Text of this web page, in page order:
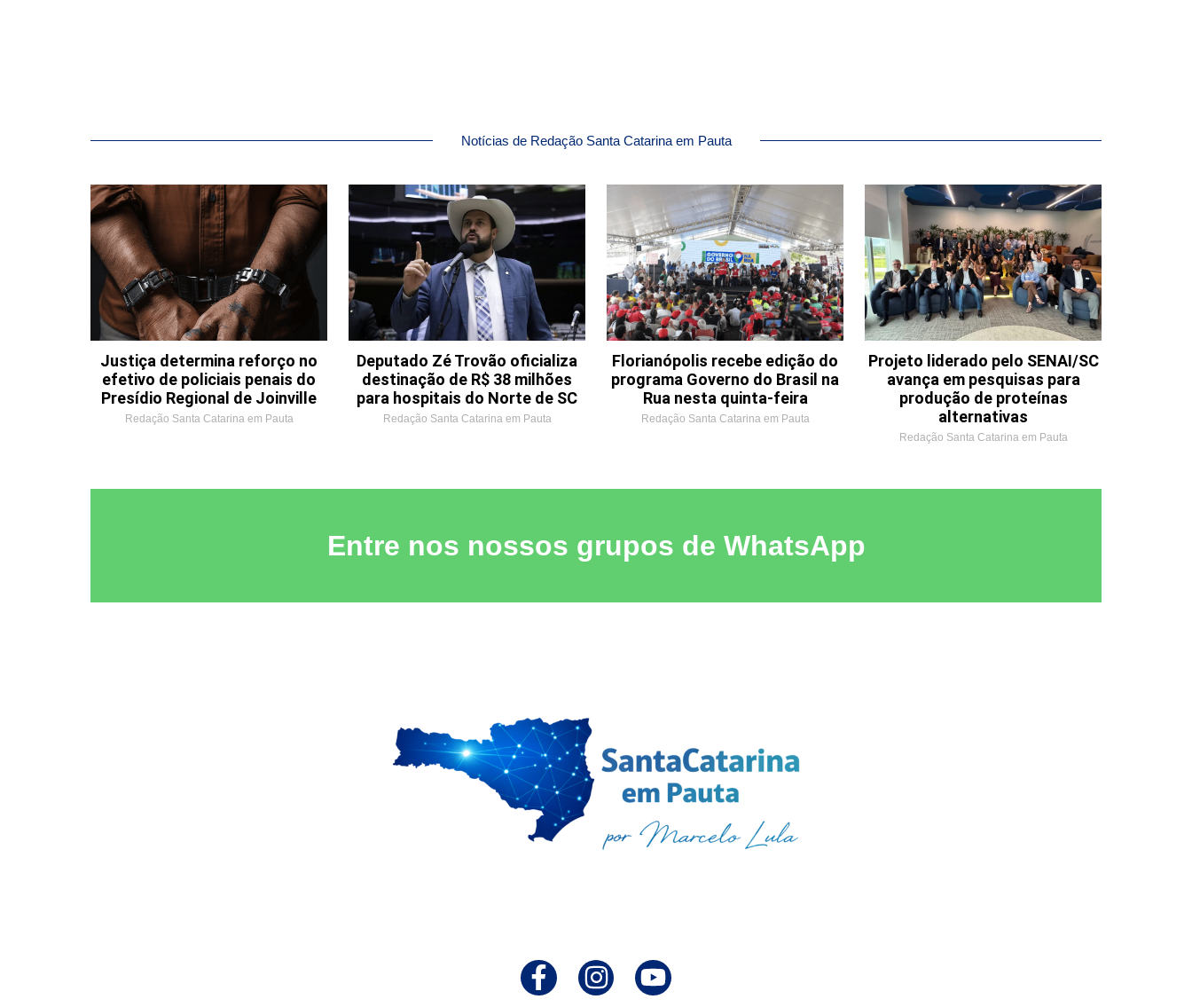
Notícias de Redação Santa Catarina em Pauta
Justiça determina reforço no
efetivo de policiais penais do
Presídio Regional de Joinville
Redação Santa Catarina em Pauta
Deputado Zé Trovão oficializa
destinação de R$ 38 milhões
para hospitais do Norte de SC
Redação Santa Catarina em Pauta
Florianópolis recebe edição do
programa Governo do Brasil na
Rua nesta quinta-feira
Redação Santa Catarina em Pauta
Projeto liderado pelo SENAI/SC
avança em pesquisas para
produção de proteínas
alternativas
Redação Santa Catarina em Pauta
Entre nos nossos grupos de WhatsApp